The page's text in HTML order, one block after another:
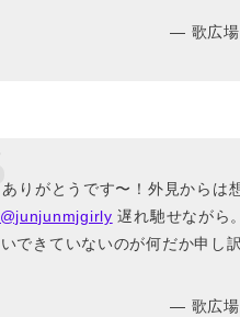
— 歌広
ありがとうです〜！外見からは
@junjunmjgirly 遅れ馳せながら
いできていないのが何だか申し
— 歌広